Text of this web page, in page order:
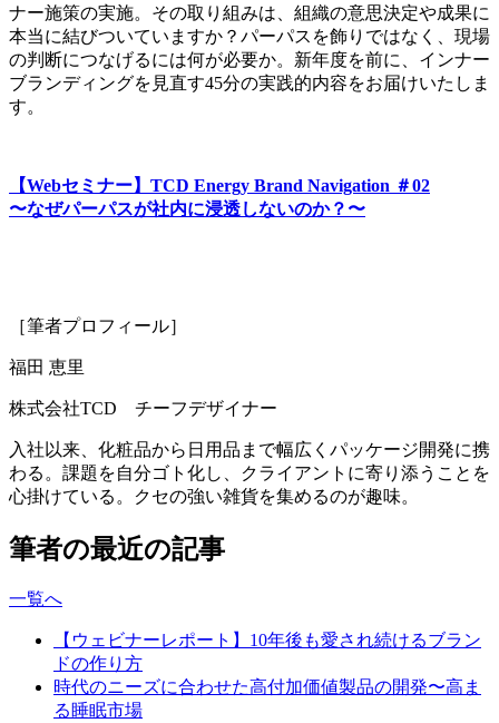
ナー施策の実施。その取り組みは、組織の意思決定や成果に
本当に結びついていますか？パーパスを飾りではなく、現場
の判断につなげるには何が必要か。新年度を前に、インナー
ブランディングを見直す45分の実践的内容をお届けいたしま
す。
【Webセミナー】TCD Energy Brand Navigation ＃02
〜なぜパーパスが社内に浸透しないのか？〜
［筆者プロフィール］
福田 恵里
株式会社TCD チーフデザイナー
入社以来、化粧品から日用品まで幅広くパッケージ開発に携
わる。課題を自分ゴト化し、クライアントに寄り添うことを
心掛けている。クセの強い雑貨を集めるのが趣味。
筆者の最近の記事
一覧へ
【ウェビナーレポート】10年後も愛され続けるブラン
ドの作り方
時代のニーズに合わせた高付加価値製品の開発〜高ま
る睡眠市場